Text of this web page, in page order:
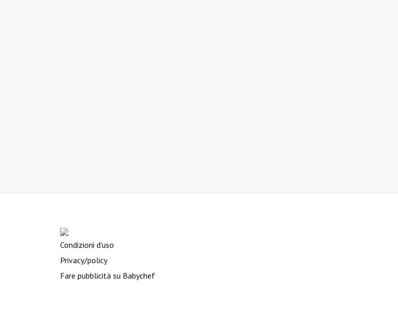
Condizioni d'uso
Privacy/policy
Fare pubblicità su Babychef